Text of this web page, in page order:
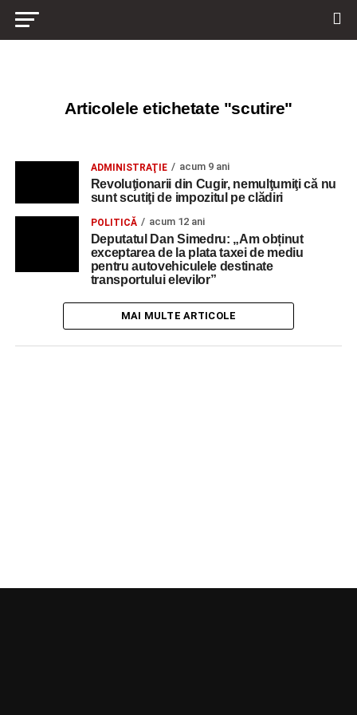
Articolele etichetate "scutire"
ADMINISTRAŢIE acum 9 ani
Revoluţionarii din Cugir, nemulţumiţi că nu
sunt scutiţi de impozitul pe clădiri
POLITICĂ acum 12 ani
Deputatul Dan Simedru: „Am obținut
exceptarea de la plata taxei de mediu
pentru autovehiculele destinate
transportului elevilor”
MAI MULTE ARTICOLE